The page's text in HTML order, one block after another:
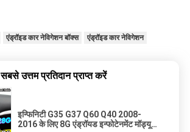
एंड्रॉइड कार नेविगेशन बॉक्स एंड्रॉइड कार नेविगेशन
सबसे उत्तम प्रतिदान प्राप्त करें
इन्फिनिटी G35 G37 Q60 Q40 2008-
2016 के लिए 8G एंड्रॉयड इन्फोटेनमेंट मॉड्यूल